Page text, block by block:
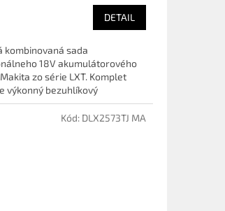
DETAIL
kombinovaná sada
18V akumulátorového
zo série LXT. Komplet
výkonný bezuhlíkový
Kód: DLX2573TJ MA